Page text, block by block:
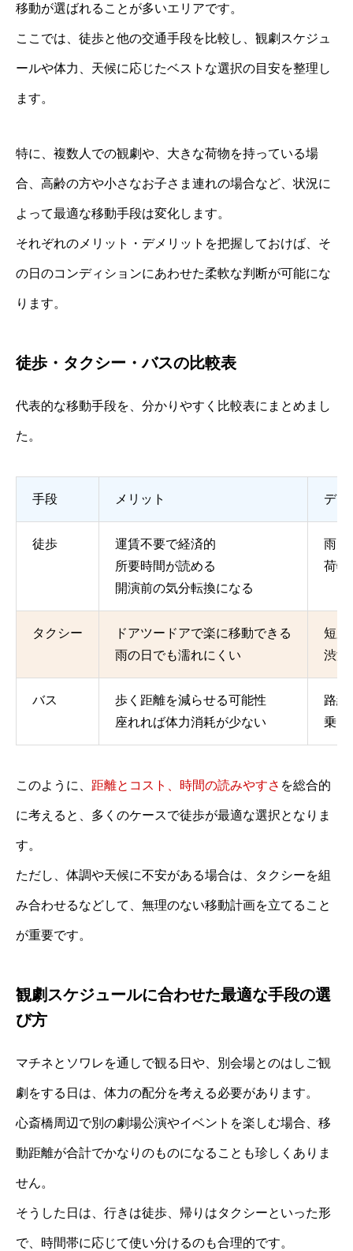
移動が選ばれることが多いエリアです。
ここでは、徒歩と他の交通手段を比較し、観劇スケジュ
ールや体力、天候に応じたベストな選択の目安を整理し
ます。
特に、複数人での観劇や、大きな荷物を持っている場
合、高齢の方や小さなお子さま連れの場合など、状況に
よって最適な移動手段は変化します。
それぞれのメリット・デメリットを把握しておけば、そ
の日のコンディションにあわせた柔軟な判断が可能にな
ります。
徒歩・タクシー・バスの比較表
代表的な移動手段を、分かりやすく比較表にまとめまし
た。
手段 メリット デメ
徒歩
運賃不要で経済的
所要時間が読める
開演前の気分転換になる
雨天
荷物
タクシー
ドアツードアで楽に移動できる
雨の日でも濡れにくい
短距
渋滞
バス
歩く距離を減らせる可能性
座れれば体力消耗が少ない
路線
乗り
このように、 距離とコスト、時間の読みやすさ を総合的
に考えると、多くのケースで徒歩が最適な選択となりま
す。
ただし、体調や天候に不安がある場合は、タクシーを組
み合わせるなどして、無理のない移動計画を立てること
が重要です。
観劇スケジュールに合わせた最適な手段の選
び方
マチネとソワレを通しで観る日や、別会場とのはしご観
劇をする日は、体力の配分を考える必要があります。
心斎橋周辺で別の劇場公演やイベントを楽しむ場合、移
動距離が合計でかなりのものになることも珍しくありま
せん。
そうした日は、行きは徒歩、帰りはタクシーといった形
で、時間帯に応じて使い分けるのも合理的です。